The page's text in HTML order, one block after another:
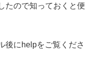
たので知っておくと便
後にhelpをご覧くださ